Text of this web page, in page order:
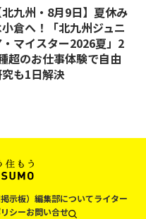
北九州・8月9日】夏休み
倉へ！「北九州ジュニ
・マイスター2026夏」2
超のお仕事体験で自由
も1日解決
示板） 編集部についてライター
シーお問い合せ